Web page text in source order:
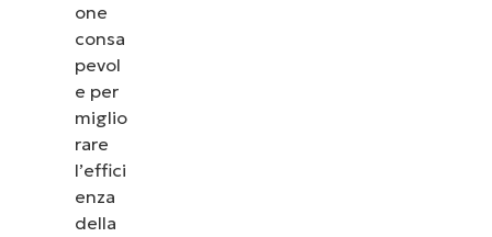
one
consa
pevol
e per
miglio
rare
l’effici
enza
della